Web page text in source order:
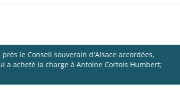
le Conseil souverain d'Alsace accordées,
a acheté la charge à Antoine Cortois Humbert;